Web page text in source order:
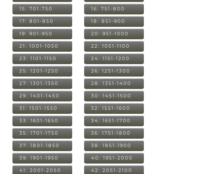
15: 701-750 16: 751-800
17: 801-850 18: 851-900
19: 901-950 20: 951-1000
21: 1001-1050 22: 1051-1100
23: 1101-1150 24: 1151-1200
25: 1201-1250 26: 1251-1300
27: 1301-1350 28: 1351-1400
29: 1401-1450 30: 1451-1500
31: 1501-1550 32: 1551-1600
33: 1601-1650 34: 1651-1700
35: 1701-1750 36: 1751-1800
37: 1801-1850 38: 1851-1900
39: 1901-1950 40: 1951-2000
41: 2001-2050 42: 2051-2100